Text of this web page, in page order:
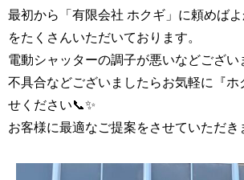
最初から「有限会社 ホクギ」に頼めば
をたくさんいただいております。
電動シャッターの調子が悪いなどござい
不具合などございましたらお気軽に『ホ
せください📞✨
お客様に最適なご提案をさせていただき